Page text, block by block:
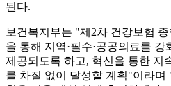
된다.
보건복지부는 "제2차 건강보험
을 통해 지역·필수·공공의료를 강
제공되도록 하고, 혁신을 통한 지
를 차질 없이 달성할 계획"이라며